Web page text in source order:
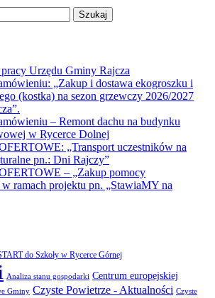
Urzędu Gminy Rajcza
„Zakup i dostawa ekogroszku i
(kostka) na sezon grzewczy 2026/2027
– Remont dachu na budynku
w Rycerce Dolnej
„Transport uczestników na
pn.: Dni Rajczy”
– „Zakup pomocy
ramach projektu pn. „StawiaMY na
do Szkoły w Rycerce Górnej
Analiza stanu gospodarki Centrum europejskiej
Gminy Czyste Powietrze - Aktualności Czyste